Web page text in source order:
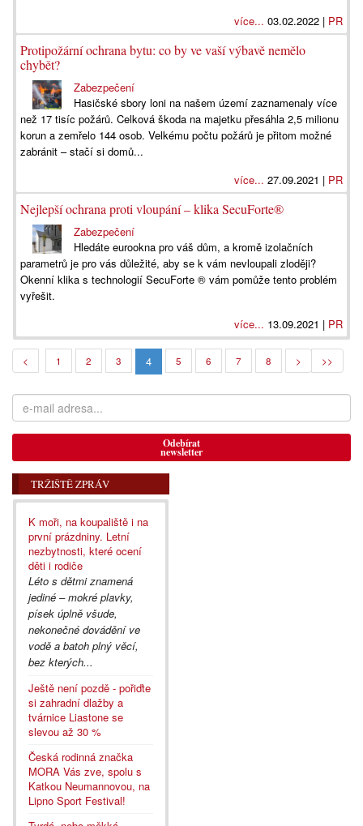
více... 03.02.2022 | PR
Protipožární ochrana bytu: co by ve vaší výbavě nemělo
chybět?
Zabezpečení
Hasičské sbory loni na našem území zaznamenaly více
než 17 tisíc požárů. Celková škoda na majetku přesáhla 2,5 milionu
korun a zemřelo 144 osob. Velkému počtu požárů je přitom možné
zabránit – stačí si domů...
více... 27.09.2021 | PR
Nejlepší ochrana proti vloupání – klika SecuForte®
Zabezpečení
Hledáte eurookna pro váš dům, a kromě izolačních
parametrů je pro vás důležité, aby se k vám nevloupali zloději?
Okenní klika s technologií SecuForte ® vám pomůže tento problém
vyřešit.
více... 13.09.2021 | PR
< 1 2 3 4 5 6 7 8 > >>
Odebírat
newsletter
TRŽIŠTĚ ZPRÁV
K moři, na koupaliště i na
první prázdniny. Letní
nezbytnosti, které ocení
děti i rodiče
Léto s dětmi znamená
jediné – mokré plavky,
písek úplně všude,
nekonečné dovádění ve
vodě a batoh plný věcí,
bez kterých...
Ještě není pozdě - pořiďte
si zahradní dlažby a
tvárnice Liastone se
slevou až 30 %
Česká rodinná značka
MORA Vás zve, spolu s
Katkou Neumannovou, na
Lipno Sport Festival!